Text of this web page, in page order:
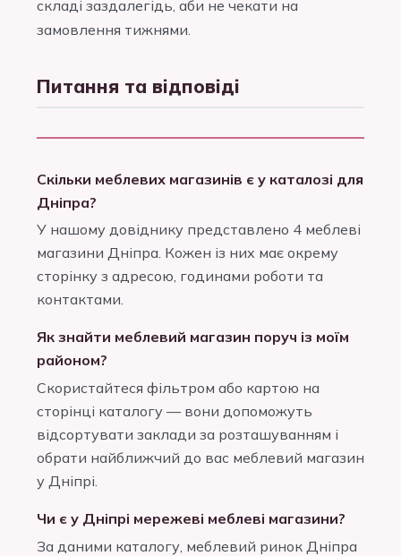
складі заздалегідь, аби не чекати на
замовлення тижнями.
Питання та відповіді
Скільки меблевих магазинів є у каталозі для
Дніпра?
У нашому довіднику представлено 4 меблеві
магазини Дніпра. Кожен із них має окрему
сторінку з адресою, годинами роботи та
контактами.
Як знайти меблевий магазин поруч із моїм
районом?
Скористайтеся фільтром або картою на
сторінці каталогу — вони допоможуть
відсортувати заклади за розташуванням і
обрати найближчий до вас меблевий магазин
у Дніпрі.
Чи є у Дніпрі мережеві меблеві магазини?
За даними каталогу, меблевий ринок Дніпра